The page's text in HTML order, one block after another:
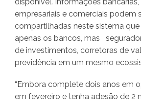
empresariais e comerciais podem
compartilhadas neste sistema
apenas os bancos, mas
de investimentos, corretoras de
previdência em um mesmo
“Embora complete dois anos em
em fevereiro e tenha adesão de 2